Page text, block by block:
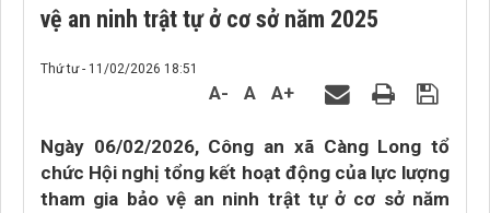
vệ an ninh trật tự ở cơ sở năm 2025
Thứ tư - 11/02/2026 18:51
A- A A+
Ngày 06/02/2026, Công an xã Càng Long tổ
chức Hội nghị tổng kết hoạt động của lực lượng
tham gia bảo vệ an ninh trật tự ở cơ sở năm